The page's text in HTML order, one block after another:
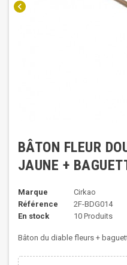
chevron_left
BÂTON FLEUR
JAUNE +
Marque
Cirkao
Référence
2F-BDG014
En stock
10 Produits
Bâton du diable fleurs +